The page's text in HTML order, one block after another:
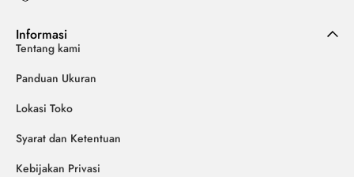
Informasi
Tentang kami
Panduan Ukuran
Lokasi Toko
Syarat dan Ketentuan
Kebijakan Privasi